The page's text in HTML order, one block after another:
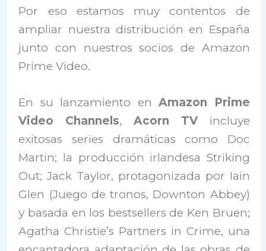
Por eso estamos muy contentos de
ampliar nuestra distribución en España
junto con nuestros socios de Amazon
Prime Video.
En su lanzamiento enAmazon Prime
Video Channels, Acorn TVincluye
exitosas series dramáticas como Doc
Martin; la producción irlandesa Striking
Out; Jack Taylor, protagonizada por Iain
Glen (Juego de tronos, Downton Abbey)
y basada en los bestsellers de Ken Bruen;
Agatha Christie’s Partners in Crime, una